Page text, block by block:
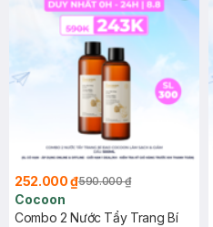
252.000 ₫590.000 ₫
Cocoon
Combo 2 Nước Tẩy Trang Bí